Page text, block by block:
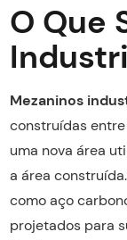
O Que
Mezaninos
construídas
uma nova área
a área
como aço
projetados para